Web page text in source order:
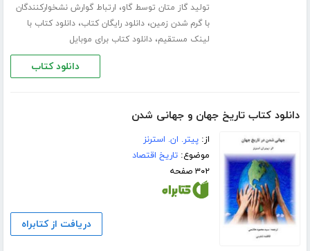
تولید گاز متان توسط گاو، ارتباط گوارش نشخوارکنندگان
با گرم شدن زمین،دانلود رایگان کتاب،دانلود کتاب با
لینک مستقیم،دانلود کتاب برای موبایل
دانلود کتاب
دانلود کتاب تاریخ جهان و جهانی شدن
از:پیتر. ان. استرنز
موضوع:تاریخ اقتصاد
۳۰۲ صفحه
دریافت از کتابراه